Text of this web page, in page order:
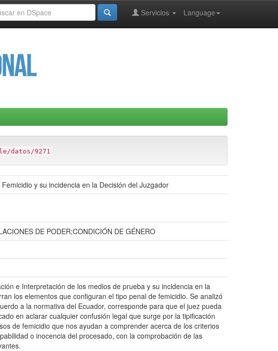
Language
Servicios
datos/9271
y su incidencia en la Decisión del Juzgador
DE PODER;CONDICIÓN DE GÉNERO
e Interpretación de los medios de prueba y su incidencia en la
los elementos que configuran el tipo penal de femicidio. Se analizó
a la normativa del Ecuador, corresponde para que el juez pueda
en aclarar cualquier confusión legal que surge por la tipificación
de femicidio que nos ayudan a comprender acerca de los criterios
o inocencia del procesado, con la comprobación de las